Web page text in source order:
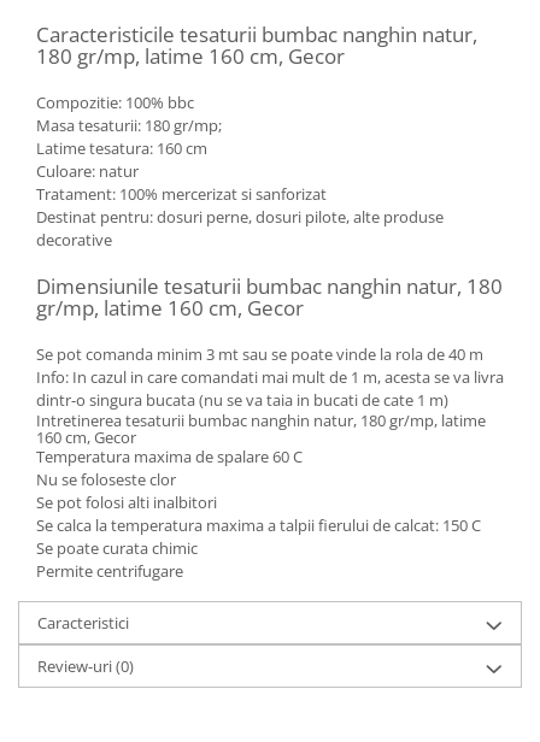
Caracteristicile tesaturii bumbac nanghin natur,
180 gr/mp, latime 160 cm, Gecor
Compozitie: 100% bbc
Masa tesaturii: 180 gr/mp;
Latime tesatura: 160 cm
Culoare: natur
Tratament: 100% mercerizat si sanforizat
Destinat pentru: dosuri perne, dosuri pilote, alte produse
decorative
Dimensiunile tesaturii bumbac nanghin natur, 180
gr/mp, latime 160 cm, Gecor
Se pot comanda minim 3 mt sau se poate vinde la rola de 40 m
Info: In cazul in care comandati mai mult de 1 m, acesta se va livra
dintr-o singura bucata (nu se va taia in bucati de cate 1 m)
Intretinerea tesaturii bumbac nanghin natur, 180 gr/mp, latime
160 cm, Gecor
Temperatura maxima de spalare 60 C
Nu se foloseste clor
Se pot folosi alti inalbitori
Se calca la temperatura maxima a talpii fierului de calcat: 150 C
Se poate curata chimic
Permite centrifugare
Caracteristici
Review-uri(0)